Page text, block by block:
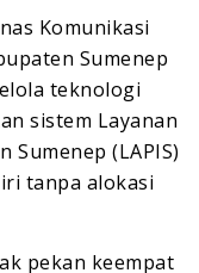
Komunikasi
Sumenep
teknologi
sistem Layanan
Sumenep (LAPIS)
tanpa alokasi
pekan keempat